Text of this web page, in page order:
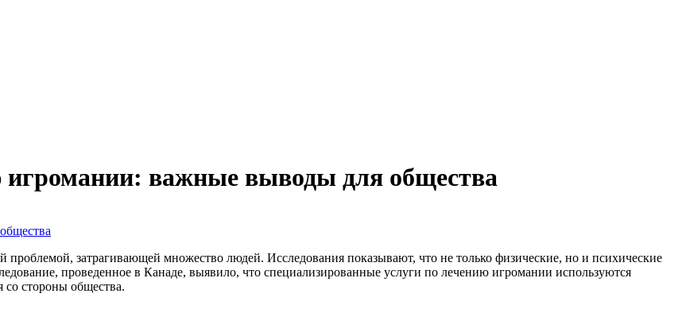
игромании: важные выводы для общества
проблемой, затрагивающей множество людей. Исследования показывают, что не только физические, но и психические
проведенное в Канаде, выявило, что специализированные услуги по лечению игромании используются
со стороны общества.